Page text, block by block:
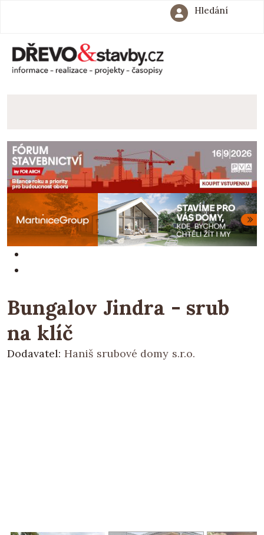
Hledání
Bungalov Jindra - srub
na klíč
Dodavatel: Haniš srubové domy s.r.o.